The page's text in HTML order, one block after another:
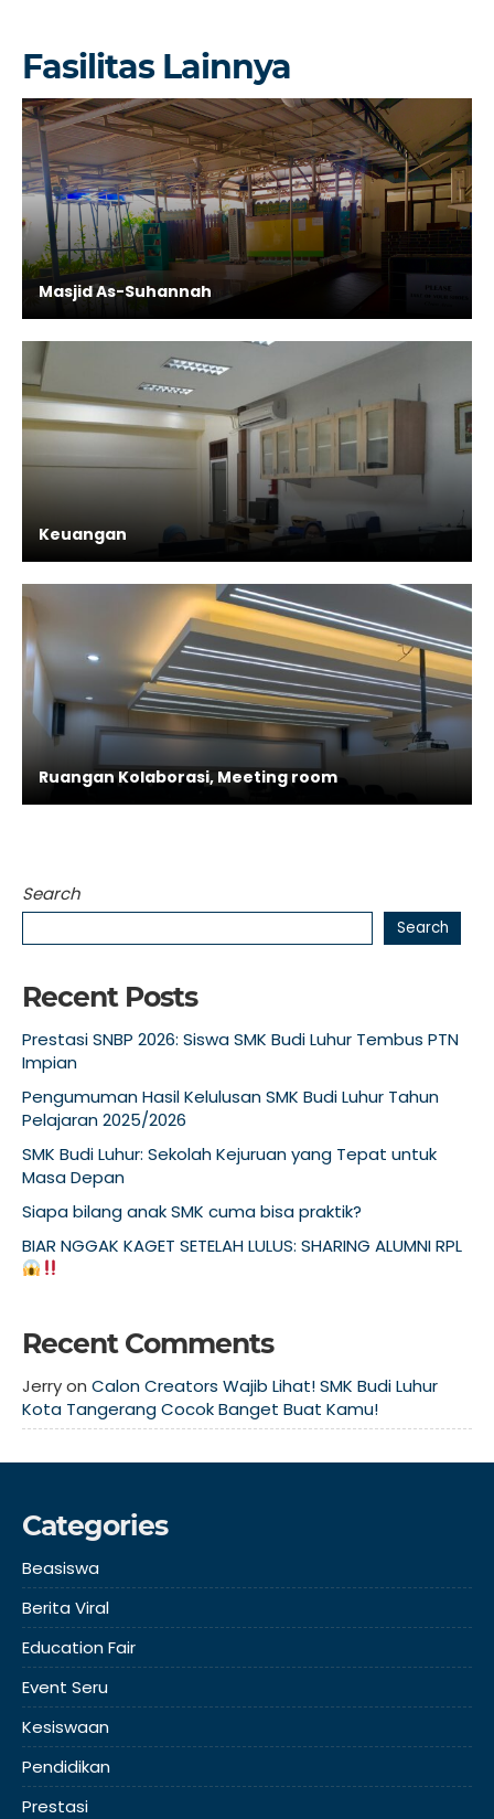
Fasilitas Lainnya
Masjid As-Suhannah
Keuangan
Ruangan Kolaborasi, Meeting room
Search
Search
Recent Posts
Prestasi SNBP 2026: Siswa SMK Budi Luhur Tembus PTN
Impian
Pengumuman Hasil Kelulusan SMK Budi Luhur Tahun
Pelajaran 2025/2026
SMK Budi Luhur: Sekolah Kejuruan yang Tepat untuk
Masa Depan
Siapa bilang anak SMK cuma bisa praktik?
BIAR NGGAK KAGET SETELAH LULUS: SHARING ALUMNI RPL
Recent Comments
Jerryon Calon Creators Wajib Lihat! SMK Budi Luhur
Kota Tangerang Cocok Banget Buat Kamu!
Categories
Beasiswa
Berita Viral
Education Fair
Event Seru
Kesiswaan
Pendidikan
Prestasi